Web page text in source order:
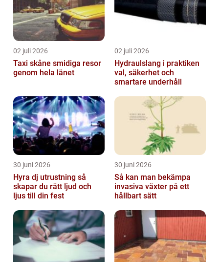
02 juli 2026
Taxi skåne smidiga resor
genom hela länet
02 juli 2026
Hydraulslang i praktiken
val, säkerhet och
smartare underhåll
30 juni 2026
Hyra dj utrustning så
skapar du rätt ljud och
ljus till din fest
30 juni 2026
Så kan man bekämpa
invasiva växter på ett
hållbart sätt